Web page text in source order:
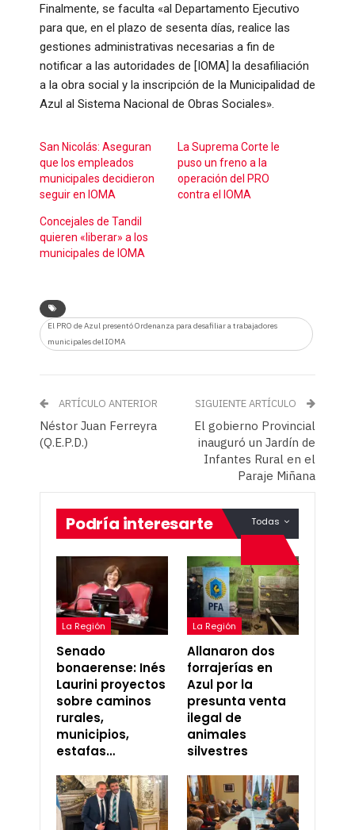
Finalmente, se faculta «al Departamento Ejecutivo
para que, en el plazo de sesenta días, realice las
gestiones administrativas necesarias a fin de
notificar a las autoridades de [IOMA] la desafiliación
a la obra social y la inscripción de la Municipalidad de
Azul al Sistema Nacional de Obras Sociales».
San Nicolás: Aseguran
que los empleados
municipales decidieron
seguir en IOMA
La Suprema Corte le
puso un freno a la
operación del PRO
contra el IOMA
Concejales de Tandil
quieren «liberar» a los
municipales de IOMA
El PRO de Azul presentó Ordenanza para desafiliar a trabajadores
municipales del IOMA
ARTÍCULO ANTERIOR
Néstor Juan Ferreyra
(Q.E.P.D.)
SIGUIENTE ARTÍCULO
El gobierno Provincial
inauguró un Jardín de
Infantes Rural en el
Paraje Miñana
Todas
Podría interesarte
La Región
Senado
bonaerense: Inés
Laurini proyectos
sobre caminos
rurales,
municipios,
estafas…
La Región
Allanaron dos
forrajerías en
Azul por la
presunta venta
ilegal de
animales
silvestres